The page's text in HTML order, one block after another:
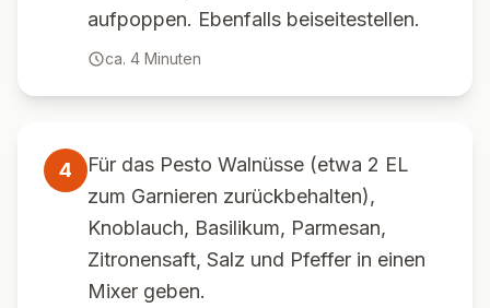
aufpoppen. Ebenfalls beiseitestellen.
ca. 4 Minuten
4
Für das Pesto Walnüsse (etwa 2 EL
zum Garnieren zurückbehalten),
Knoblauch, Basilikum, Parmesan,
Zitronensaft, Salz und Pfeffer in einen
Mixer geben.